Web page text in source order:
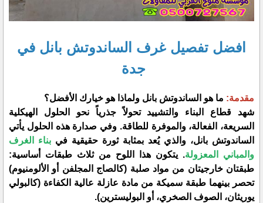
افضل تفصيل غرف الساندوتش بانل في
جدة
مقدمة: ما هو الساندوتش بانل ولماذا هو خيارك الأفضل؟
​شهد قطاع البناء والتشييد تحولاً جذرياً نحو الحلول الهيكلية
السريعة، الفعالة، والموفرة للطاقة. وفي صدارة هذه الحلول يأتي
الساندوتش بانل، والذي يُعد بمثابة ثورة حقيقية في بناء الغرف
والمباني المعزولة. يتكون هذا اللوح من ثلاث طبقات أساسية:
طبقتان خارجيتان من مواد صلبة (كالصاج المجلفن أو الألومنيوم)
تحصر بينهما طبقة سميكة من مادة عازلة عالية الكفاءة (كالبولي
يوريثان، الصوف الصخري، أو البوليسترين).